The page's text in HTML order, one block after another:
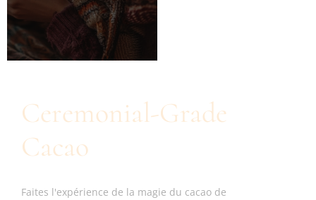
Ceremonial-Grade
Cacao
Faites l'expérience de la magie du cacao de